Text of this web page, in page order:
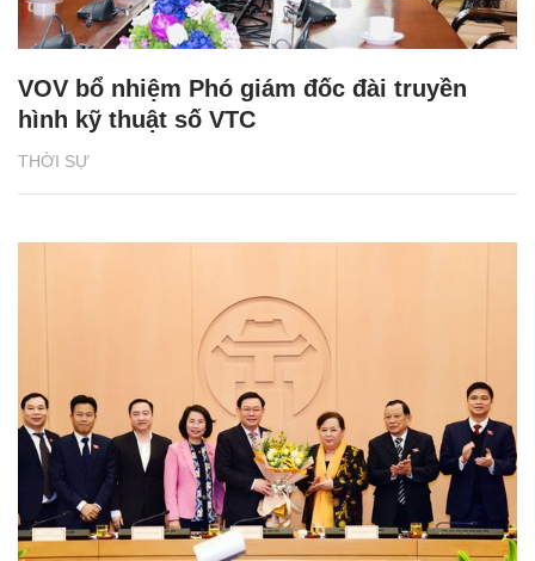
THỜI SỰ
VOV bổ nhiệm Phó giám đốc đài truyền
hình kỹ thuật số VTC